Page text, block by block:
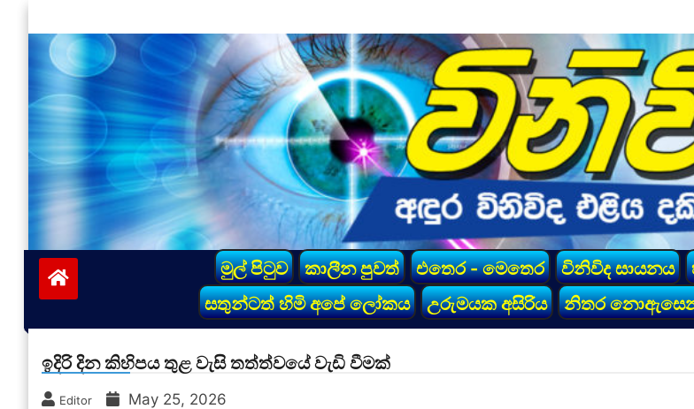
to
content
vinivida.lk
මුල් පිටුව කාලීන පුවත් එතෙර - මෙතෙර විනිවිද සායනය
සතුන්ටත් හිමි අපේ ලෝකය
උරුමයක අසිරිය නිතර
ඉදිරි දින කිහිපය තුළ වැසි තත්ත්වයේ වැඩි වීමක්
Editor May 25, 2026